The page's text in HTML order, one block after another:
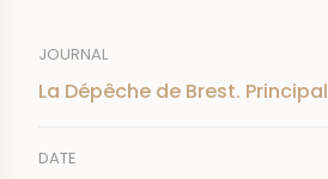
JOURNAL
La Dépêche de Brest. Principal
DATE